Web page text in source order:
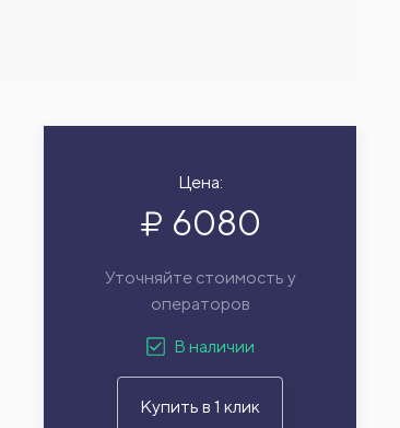
Цена:
6080
Уточняйте стоимость у
операторов
В наличии
Купить в 1 клик